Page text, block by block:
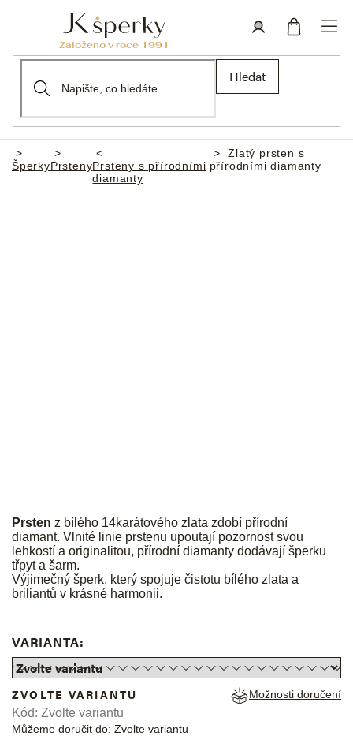
Hledat
Domů
ŠperkyPrstenyPrsteny s přírodními
diamanty
Zlatý prsten s
přírodními diamanty
Prsten z bílého 14karátového zlata zdobí přírodní
diamant. Vlnité linie prstenu upoutají pozornost svou
lehkostí a originalitou, přírodní diamanty dodávají šperku
třpyt a šarm.
Výjimečný šperk, který spojuje čistotu bílého zlata a
briliantů v krásné harmonii.
VARIANTA:
ZVOLTE VARIANTU
Můžeme doručit do: Zvolte variantu
Možnosti doručení
Kód: Zvolte variantu